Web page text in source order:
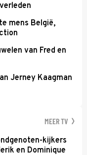
mens België,
van Fred en
Jerney Kaagman
MEER TV
kijkers
en Dominique